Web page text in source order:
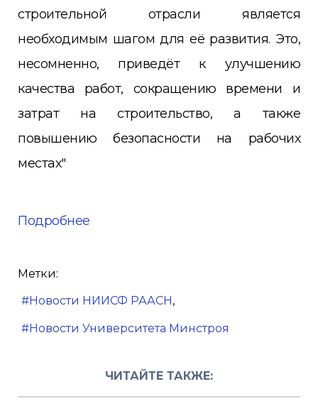
строительной отрасли является
необходимым шагом для её развития. Это,
несомненно, приведёт к улучшению
качества работ, сокращению времени и
затрат на строительство, а также
повышению безопасности на рабочих
местах"
Подробнее
Метки:
Новости НИИСФ РААСН
Новости Университета Минстроя
ЧИТАЙТЕ ТАКЖЕ: